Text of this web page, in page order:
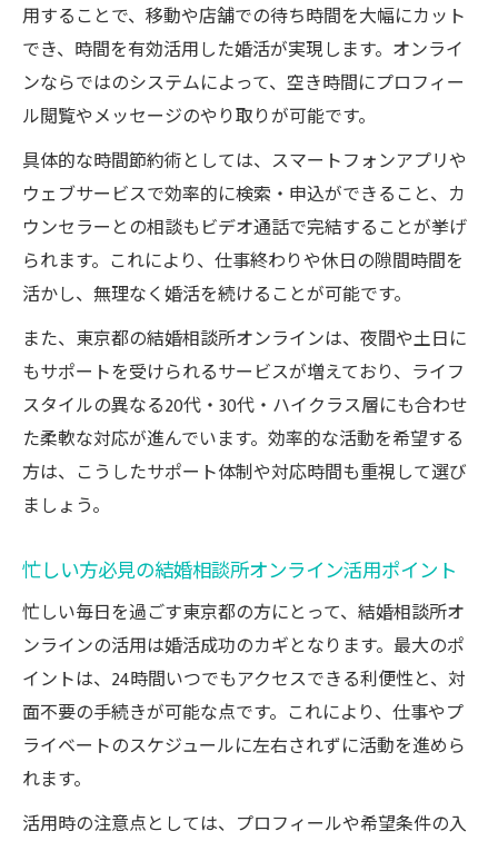
用することで、移動や店舗での待ち時間を大幅にカット
でき、時間を有効活用した婚活が実現します。オンライ
ンならではのシステムによって、空き時間にプロフィー
ル閲覧やメッセージのやり取りが可能です。
具体的な時間節約術としては、スマートフォンアプリや
ウェブサービスで効率的に検索・申込ができること、カ
ウンセラーとの相談もビデオ通話で完結することが挙げ
られます。これにより、仕事終わりや休日の隙間時間を
活かし、無理なく婚活を続けることが可能です。
また、東京都の結婚相談所オンラインは、夜間や土日に
もサポートを受けられるサービスが増えており、ライフ
スタイルの異なる20代・30代・ハイクラス層にも合わせ
た柔軟な対応が進んでいます。効率的な活動を希望する
方は、こうしたサポート体制や対応時間も重視して選び
ましょう。
忙しい方必見の結婚相談所オンライン活用ポイント
忙しい毎日を過ごす東京都の方にとって、結婚相談所オ
ンラインの活用は婚活成功のカギとなります。最大のポ
イントは、24時間いつでもアクセスできる利便性と、対
面不要の手続きが可能な点です。これにより、仕事やプ
ライベートのスケジュールに左右されずに活動を進めら
れます。
活用時の注意点としては、プロフィールや希望条件の入